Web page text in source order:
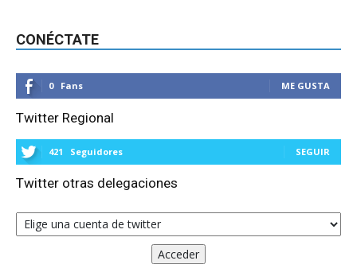
CONÉCTATE
0 Fans ME GUSTA
Twitter Regional
421 Seguidores SEGUIR
Twitter otras delegaciones